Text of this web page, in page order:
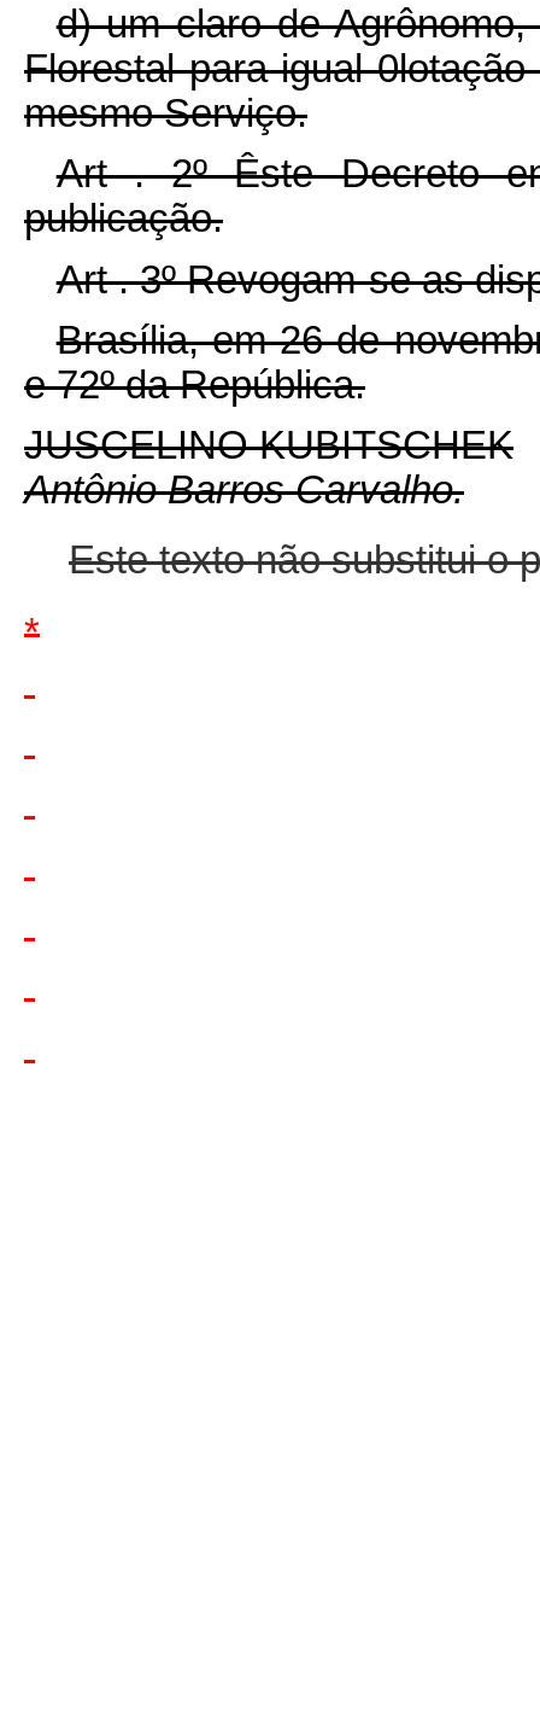
d) um claro de
Florestal para igual
mesmo Serviço.
Art . 2º Êste Decreto
publicação.
Art . 3º Revogam-se as
Brasília, em 26 de
e 72º da República.
JUSCELINO KUBITSCHEK
Antônio Barros Carvalho.
Este texto não substitui o
*